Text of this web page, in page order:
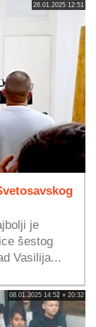
26.01.2025 12:51
je
šestog
Vasilija...
08.01.2025 14:52 » 20:32